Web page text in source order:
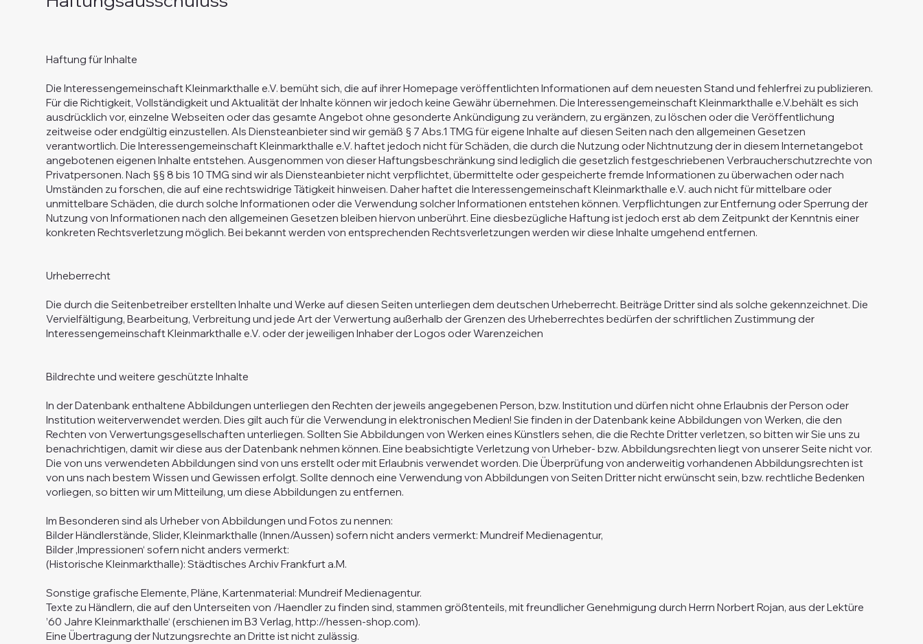
Haftung für Inhalte
Die Interessengemeinschaft Kleinmarkthalle e.V. bemüht sich, die auf ihrer Homepage veröffentlichten Informationen auf dem neuesten Stand und fehlerfrei zu publizieren.
Für die Richtigkeit, Vollständigkeit und Aktualität der Inhalte können wir jedoch keine Gewähr übernehmen. Die Interessengemeinschaft Kleinmarkthalle e.V.behält es sich
ausdrücklich vor, einzelne Webseiten oder das gesamte Angebot ohne gesonderte Ankündigung zu verändern, zu ergänzen, zu löschen oder die Veröffentlichung
zeitweise oder endgültig einzustellen. Als Diensteanbieter sind wir gemäß § 7 Abs.1 TMG für eigene Inhalte auf diesen Seiten nach den allgemeinen Gesetzen
verantwortlich. Die Interessengemeinschaft Kleinmarkthalle e.V. haftet jedoch nicht für Schäden, die durch die Nutzung oder Nichtnutzung der in diesem Internetangebot
angebotenen eigenen Inhalte entstehen. Ausgenommen von dieser Haftungsbeschränkung sind lediglich die gesetzlich festgeschriebenen Verbraucherschutzrechte von
Privatpersonen. Nach §§ 8 bis 10 TMG sind wir als Diensteanbieter nicht verpflichtet, übermittelte oder gespeicherte fremde Informationen zu überwachen oder nach
Umständen zu forschen, die auf eine rechtswidrige Tätigkeit hinweisen. Daher haftet die Interessengemeinschaft Kleinmarkthalle e.V. auch nicht für mittelbare oder
unmittelbare Schäden, die durch solche Informationen oder die Verwendung solcher Informationen entstehen können. Verpflichtungen zur Entfernung oder Sperrung der
Nutzung von Informationen nach den allgemeinen Gesetzen bleiben hiervon unberührt. Eine diesbezügliche Haftung ist jedoch erst ab dem Zeitpunkt der Kenntnis einer
konkreten Rechtsverletzung möglich. Bei bekannt werden von entsprechenden Rechtsverletzungen werden wir diese Inhalte umgehend entfernen.
Urheberrecht
Die durch die Seitenbetreiber erstellten Inhalte und Werke auf diesen Seiten unterliegen dem deutschen Urheberrecht. Beiträge Dritter sind als solche gekennzeichnet. Die
Vervielfältigung, Bearbeitung, Verbreitung und jede Art der Verwertung außerhalb der Grenzen des Urheberrechtes bedürfen der schriftlichen Zustimmung der
Interessengemeinschaft Kleinmarkthalle e.V. oder der jeweiligen Inhaber der Logos oder Warenzeichen
Bildrechte und weitere geschützte Inhalte
In der Datenbank enthaltene Abbildungen unterliegen den Rechten der jeweils angegebenen Person, bzw. Institution und dürfen nicht ohne Erlaubnis der Person oder
Institution weiterverwendet werden. Dies gilt auch für die Verwendung in elektronischen Medien! Sie finden in der Datenbank keine Abbildungen von Werken, die den
Rechten von Verwertungsgesellschaften unterliegen. Sollten Sie Abbildungen von Werken eines Künstlers sehen, die die Rechte Dritter verletzen, so bitten wir Sie uns zu
benachrichtigen, damit wir diese aus der Datenbank nehmen können. Eine beabsichtigte Verletzung von Urheber- bzw. Abbildungsrechten liegt von unserer Seite nicht vor.
Die von uns verwendeten Abbildungen sind von uns erstellt oder mit Erlaubnis verwendet worden. Die Überprüfung von anderweitig vorhandenen Abbildungsrechten ist
von uns nach bestem Wissen und Gewissen erfolgt. Sollte dennoch eine Verwendung von Abbildungen von Seiten Dritter nicht erwünscht sein, bzw. rechtliche Bedenken
vorliegen, so bitten wir um Mitteilung, um diese Abbildungen zu entfernen.
Im Besonderen sind als Urheber von Abbildungen und Fotos zu nennen:
Bilder Händlerstände, Slider, Kleinmarkthalle (Innen/Aussen) sofern nicht anders vermerkt: Mundreif Medienagentur,
Bilder ‚Impressionen‘ sofern nicht anders vermerkt:
(Historische Kleinmarkthalle): Städtisches Archiv Frankfurt a.M.
Sonstige grafische Elemente, Pläne, Kartenmaterial: Mundreif Medienagentur.
Texte zu Händlern, die auf den Unterseiten von /Haendler zu finden sind, stammen größtenteils, mit freundlicher Genehmigung durch Herrn Norbert Rojan, aus der Lektüre
’60 Jahre Kleinmarkthalle‘ (erschienen im B3 Verlag,http://hessen-shop.com).
Eine Übertragung der Nutzungsrechte an Dritte ist nicht zulässig.